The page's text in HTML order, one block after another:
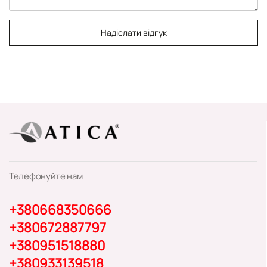
Надіслати відгук
Телефонуйте нам
+380668350666
+380672887797
+380951518880